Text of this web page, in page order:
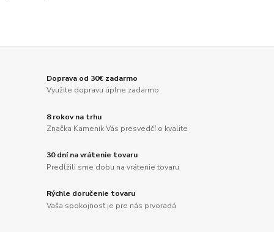
Doprava od 30€ zadarmo
Využite dopravu úplne zadarmo
8 rokov na trhu
Značka Kameník Vás presvedčí o kvalite
30 dní na vrátenie tovaru
Predĺžili sme dobu na vrátenie tovaru
Rýchle doručenie tovaru
Vaša spokojnosť je pre nás prvoradá